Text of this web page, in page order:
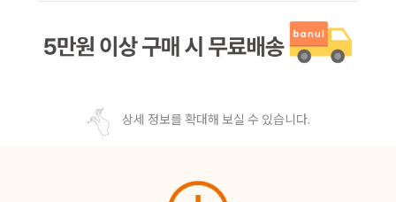
상세 정보를 확대해 보실 수 있습니다.